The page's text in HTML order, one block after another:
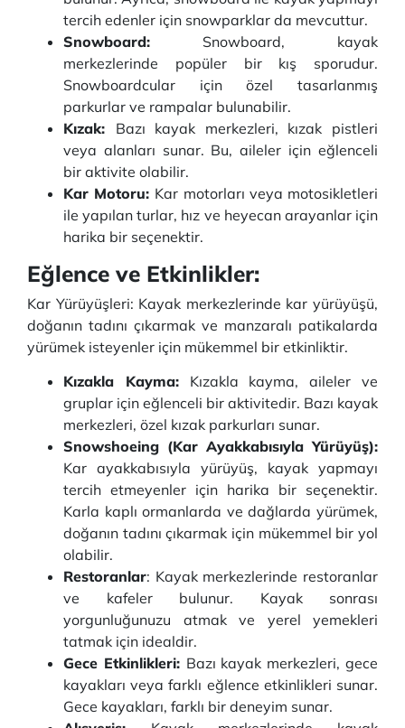
tercih edenler için snowparklar da mevcuttur.
Snowboard: Snowboard, kayak
merkezlerinde popüler bir kış sporudur.
Snowboardcular için özel tasarlanmış
parkurlar ve rampalar bulunabilir.
Kızak: Bazı kayak merkezleri, kızak pistleri
veya alanları sunar. Bu, aileler için eğlenceli
bir aktivite olabilir.
Kar Motoru: Kar motorları veya motosikletleri
ile yapılan turlar, hız ve heyecan arayanlar için
harika bir seçenektir.
Eğlence ve Etkinlikler:
Kar Yürüyüşleri: Kayak merkezlerinde kar yürüyüşü,
doğanın tadını çıkarmak ve manzaralı patikalarda
yürümek isteyenler için mükemmel bir etkinliktir.
Kızakla Kayma:Kızakla kayma, aileler ve
gruplar için eğlenceli bir aktivitedir. Bazı kayak
merkezleri, özel kızak parkurları sunar.
Snowshoeing (Kar Ayakkabısıyla Yürüyüş):
Kar ayakkabısıyla yürüyüş, kayak yapmayı
tercih etmeyenler için harika bir seçenektir.
Karla kaplı ormanlarda ve dağlarda yürümek,
doğanın tadını çıkarmak için mükemmel bir yol
olabilir.
Restoranlar: Kayak merkezlerinde restoranlar
ve kafeler bulunur. Kayak sonrası
yorgunluğunuzu atmak ve yerel yemekleri
tatmak için idealdir.
Gece Etkinlikleri: Bazı kayak merkezleri, gece
kayakları veya farklı eğlence etkinlikleri sunar.
Gece kayakları, farklı bir deneyim sunar.